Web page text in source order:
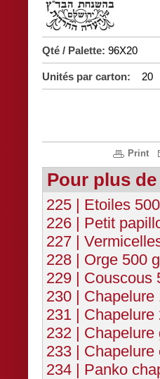
Qté / Palette: 96X20
Unités par carton: 20
Print
Pour plus
225 | Etoiles
226 | Petit
227 |
228 | Orge 500
229 | Couscous
230 | Chapelure
231 | Chapelure
232 |
233 | Chapelure
234 | Panko